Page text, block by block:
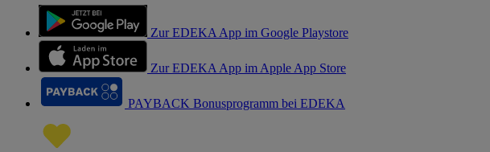
Zur EDEKA App im Google Playstore
Zur EDEKA App im Apple App Store
PAYBACK Bonusprogramm bei EDEKA